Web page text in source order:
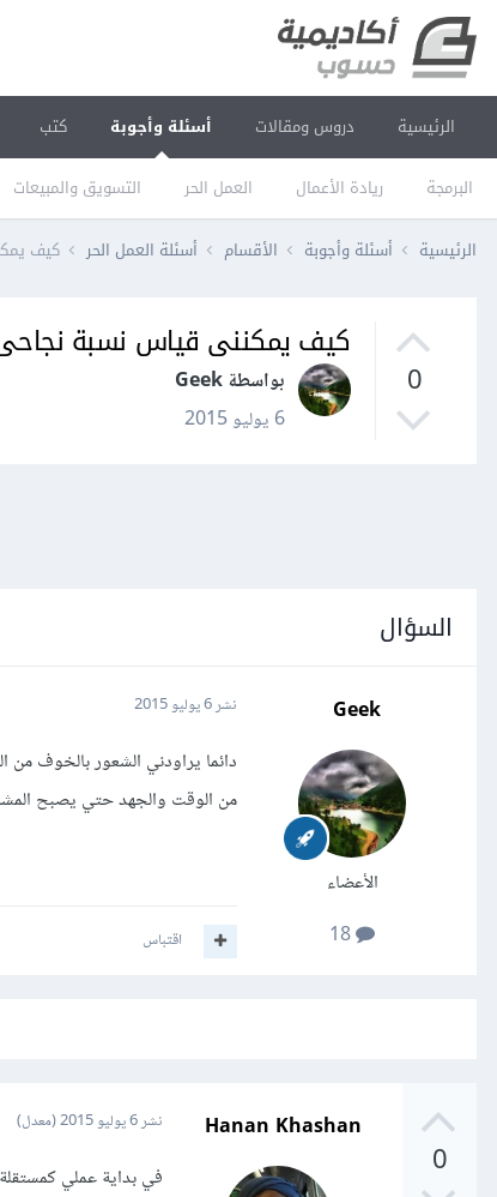
الرئيسية دروس ومقالات أسئلة وأجوبة
البرمجة ريادة الأعمال العمل الحر التسويق والمبيعات
كتب
الرئيسية أسئلة وأجوبة الأقسام أسئلة العمل الحر كيف
0
كيف يمكننى قياس نسبة
بواسطة Geek
6 يوليو 2015
السؤال
Geek
الأعضاء
نشر6 يوليو 2015
دائما يراودني الشعور بالخوف من
من الوقت والجهد حتي يصبح
اقتباس
0
Hanan Khashan نشر6 يوليو 2015 (معدل)
في بداية عملي